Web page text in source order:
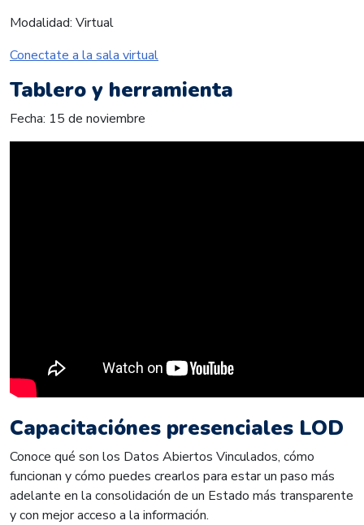
Modalidad: Virtual
Conectate a la sala virtual
Tablero y herramienta
Fecha: 15 de noviembre
Capacitaciónes presenciales LOD
Conoce qué son los Datos Abiertos Vinculados, cómo
funcionan y cómo puedes crearlos para estar un paso más
adelante en la consolidación de un Estado más transparente
y con mejor acceso a la información.